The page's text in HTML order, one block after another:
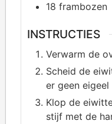
18 frambozen
INSTRUCTIES
Verwarm de
Scheid de
er geen
Klop de
stijf met de